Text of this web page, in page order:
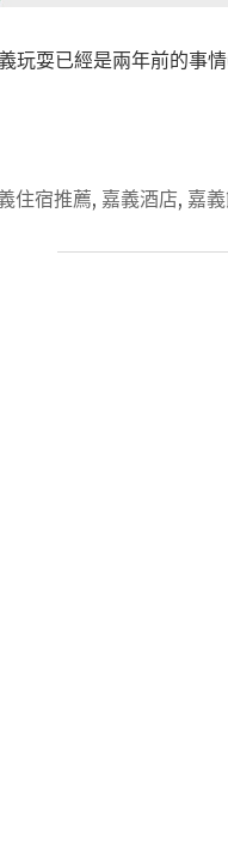
玩耍已經是兩年前的事
住宿推薦, 嘉義酒店, 嘉